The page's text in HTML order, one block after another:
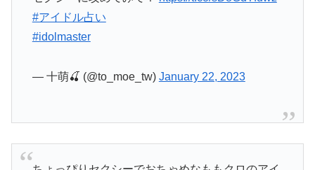
#アイドル占い
#idolmaster
— 十萌🍒 (@to_moe_tw) January 22, 2023